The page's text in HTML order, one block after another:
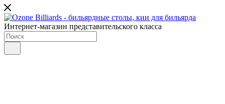
Интернет-магазин представительского класса